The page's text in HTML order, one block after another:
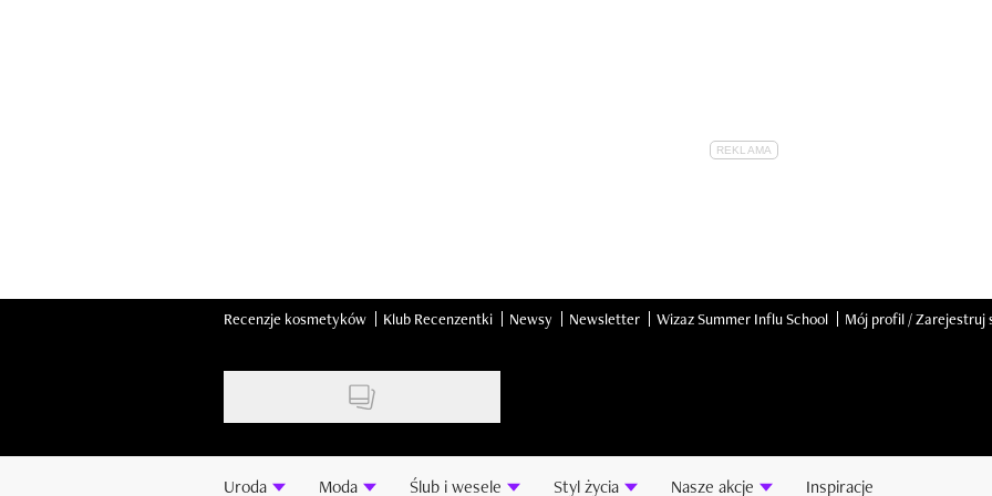
Recenzje kosmetyków Klub Recenzentki Newsy Newsletter Wizaz Summer Influ School Mój profil / Zarejestruj
Uroda Moda Ślub i wesele Styl życia Nasze akcje Inspiracje